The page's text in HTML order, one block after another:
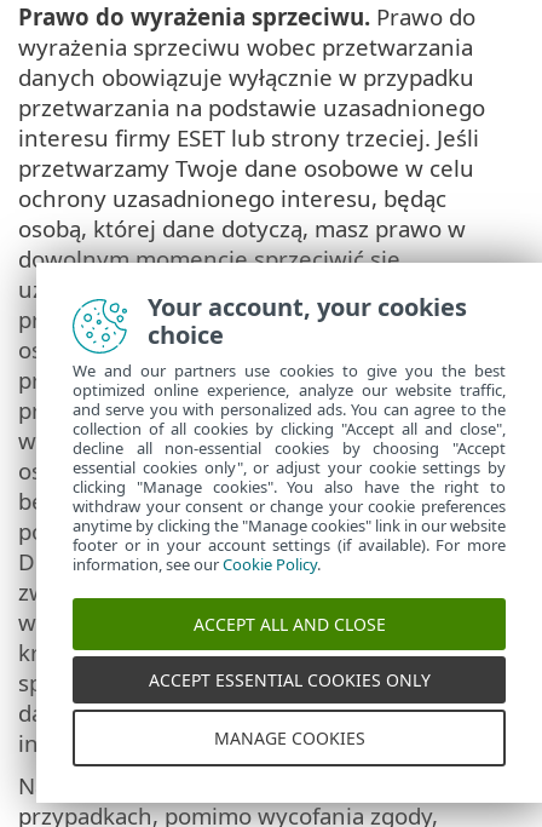
Prawo do wyrażenia sprzeciwu. Prawo do
wyrażenia sprzeciwu wobec przetwarzania
danych obowiązuje wyłącznie w przypadku
przetwarzania na podstawie uzasadnionego
interesu firmy ESET lub strony trzeciej. Jeśli
przetwarzamy Twoje dane osobowe w celu
ochrony uzasadnionego interesu, będąc
osobą, której dane dotyczą, masz prawo w
dowolnym momencie sprzeciwić się
uzasadnionemu interesowi wskazanemu
przez nas i przetwarzaniu Twoich danych
osobowych. Sprzeciw jest skuteczny tylko na
przyszłość i nie wpływa na zgodność z
prawem danych przetwarzanych przed jego
wyrażeniem. Jeśli przetwarzamy Twoje dane
osobowe w celach marketingu
bezpośredniego, nie jest konieczne
podawanie powodów Twojego sprzeciwu.
Dotyczy to również profilowania, o ile jest ono
związane z marketingiem bezpośrednim. We
wszystkich innych przypadkach prosimy o
krótkie poinformowanie nas o powodzie
sprzeciwu wobec przetwarzania Twoich
danych osobowych zgodnie z uzasadnionym
interesem firmy ESET.
Należy pamiętać, że w niektórych
przypadkach, pomimo wycofania zgody,
Your account, your cookies
choice
We and our partners use cookies to give you the best
optimized online experience, analyze our website traffic,
and serve you with personalized ads. You can agree to the
collection of all cookies by clicking "Accept all and close",
decline all non-essential cookies by choosing "Accept
essential cookies only", or adjust your cookie settings by
clicking "Manage cookies". You also have the right to
withdraw your consent or change your cookie preferences
anytime by clicking the "Manage cookies" link in our website
footer or in your account settings (if available). For more
information, see ourCookie Policy.
ACCEPT ALL AND CLOSE
ACCEPT ESSENTIAL COOKIES ONLY
MANAGE COOKIES